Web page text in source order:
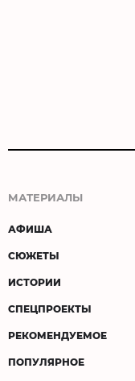
МАТЕРИАЛЫ
АФИША
СЮЖЕТЫ
ИСТОРИИ
СПЕЦПРОЕКТЫ
РЕКОМЕНДУЕМОЕ
ПОПУЛЯРНОЕ